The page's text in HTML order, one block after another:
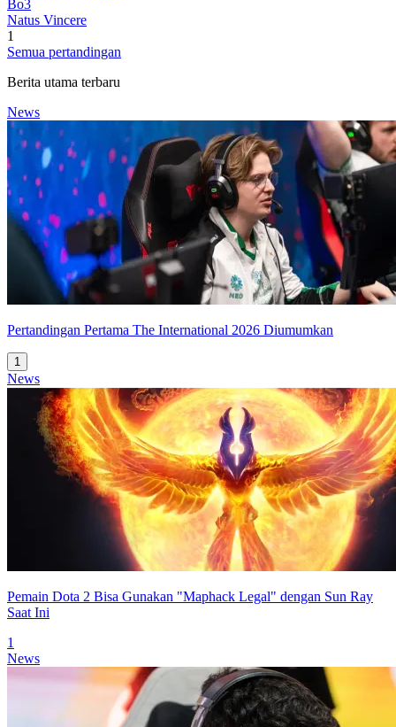
Bo3
Natus Vincere
1
Semua pertandingan
Berita utama terbaru
News
Pertandingan Pertama The International 2026 Diumumkan
1
News
Pemain Dota 2 Bisa Gunakan "Maphack Legal" dengan Sun Ray
Saat Ini
1
News